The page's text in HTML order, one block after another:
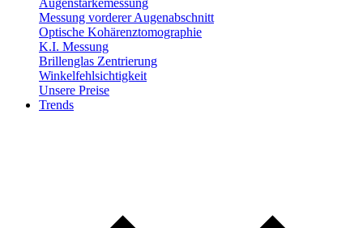
Augenstärkemessung
Messung vorderer Augenabschnitt
Optische Kohärenztomographie
K.I. Messung
Brillenglas Zentrierung
Winkelfehlsichtigkeit
Unsere Preise
Trends